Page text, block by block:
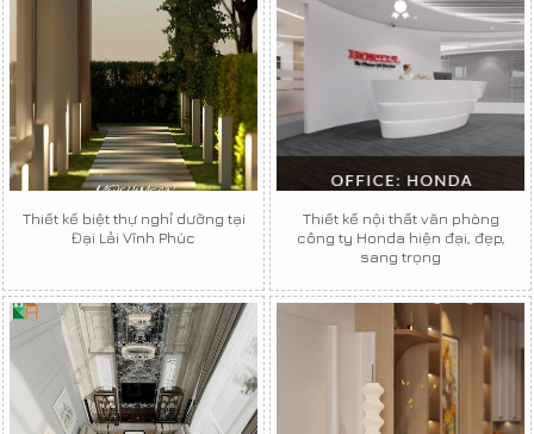
Thiết kế biệt thự nghỉ dưỡng tại
Đại Lải Vĩnh Phúc
Thiết kế nội thất văn phòng
công ty Honda hiện đại, đẹp,
sang trọng